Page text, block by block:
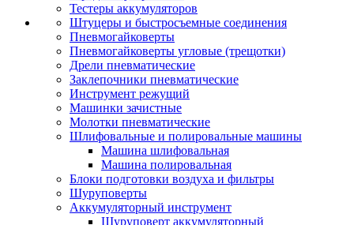
Тестеры аккумуляторов
Штуцеры и быстросъемные соединения
Пневмогайковерты
Пневмогайковерты угловые (трещотки)
Дрели пневматические
Заклепочники пневматические
Инструмент режущий
Машинки зачистные
Молотки пневматические
Шлифовальные и полировальные машины
Машина шлифовальная
Машина полировальная
Блоки подготовки воздуха и фильтры
Шуруповерты
Аккумуляторный инструмент
Шуруповерт аккумуляторный